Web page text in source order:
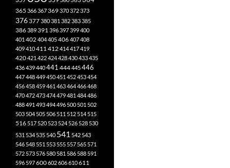
365 366367369370372373
376377380381 382383385
386389391396397399400
401 402404405406407408
409410411 412414417419
420421 422424428430433435
436439440441 444445446
447448449450451 452453454
456458459461 463464466468
470472473474479481 484486
488491 493494496 500 501 502
503 504 505 506 511 512 514 515
516 517 520 523 524 526 528 530
531 534 535 540 541 542 543
546 548 551 553 555 557 565 571
572 573 576 580 581 586 588 591
596 597600602606610611